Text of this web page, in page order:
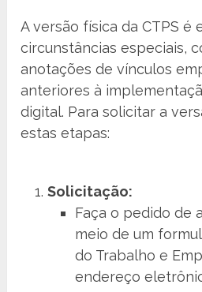
A versão física da CTPS é
circunstâncias especiais,
anotações de vínculos
anteriores à
digital. Para solicitar a
estas etapas:
Solicitação:
Faça o pedido de
meio de um
do Trabalho e
endereço